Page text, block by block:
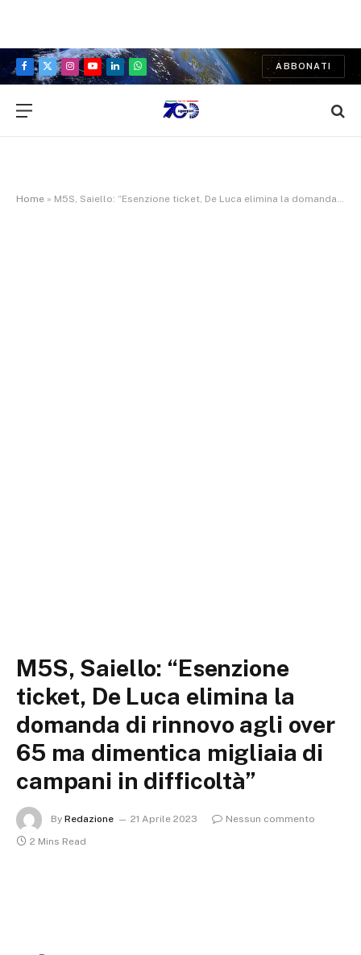
Facebook
X
Instagram
YouTubeLinkedInWhatsApp
ABBONATI
Home » M5S, Saiello: “Esenzione ticket, De Luca elimina la domanda di rinnovo agli over 65 ma dimentica migliaia di campani in difficoltà”
M5S, Saiello: “Esenzione
ticket, De Luca elimina la
domanda di rinnovo agli over
65 ma dimentica migliaia di
campani in difficoltà”
By Redazione 21 Aprile 2023
Nessun commento
2 Mins Read